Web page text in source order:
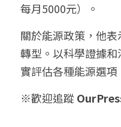
每月5000元）。
關於能源政策，他
轉型。以科學證據
實評估各種能源選項
※歡迎追蹤